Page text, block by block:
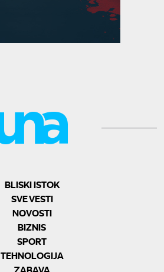
BLISKI ISTOK
SVE VESTI
NOVOSTI
BIZNIS
SPORT
TEHNOLOGIJA
ZABAVA